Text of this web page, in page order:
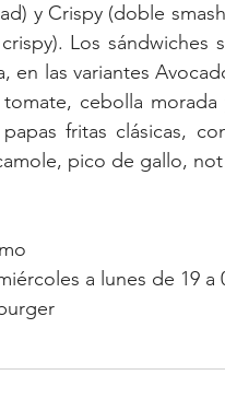
y Crispy (doble
Los
en las variantes
cebolla
fritas clásicas,
pico de gallo,
a lunes de 19 a